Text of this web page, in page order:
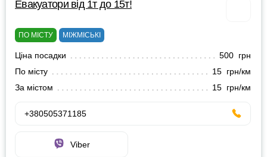
Евакуатори від 1т до 15т!
ПО МІСТУ МІЖМІСЬКІ
Ціна посадки
500 грн
По місту
15 грн/км
За містом
15 грн/км
+380505371185
Viber